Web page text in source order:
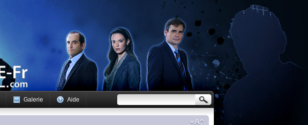
Galerie Aide